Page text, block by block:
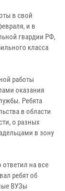
в свой
и в
гвардии РФ,
класса
работы
оказания
Ребята
в области
о разных
в зону
на все
ребят об
ВУЗы